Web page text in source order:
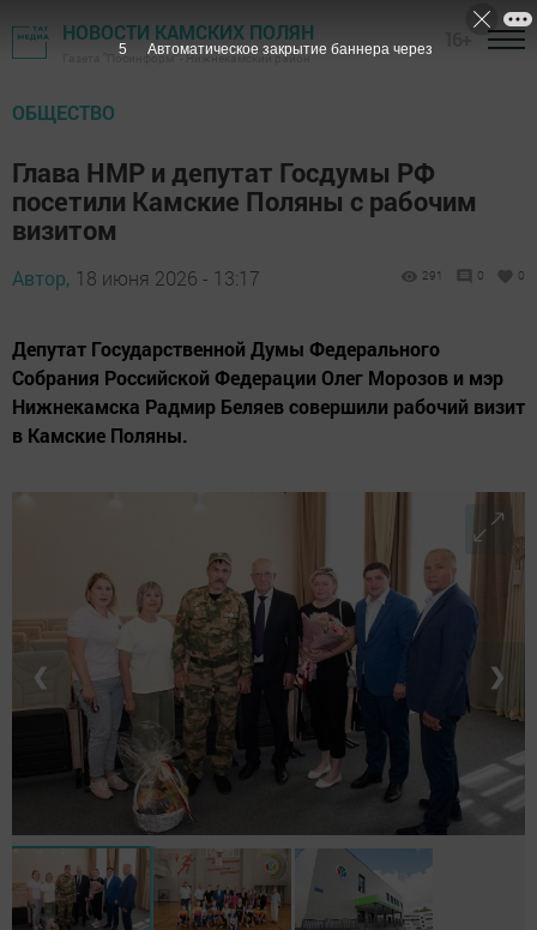
НОВОСТИ КАМСКИХ ПОЛЯН
Газета "Посинформ" - Нижнекамский район
ОБЩЕСТВО
Глава НМР и депутат Госдумы РФ
посетили Камские Поляны с рабочим
визитом
Автор, 18 июня 2026 - 13:17 291 0 0
Депутат Государственной Думы Федерального
Собрания Российской Федерации Олег Морозов и мэр
Нижнекамска Радмир Беляев совершили рабочий визит
в Камские Поляны.
❮ ❯
4 Автоматическое закрытие баннера через